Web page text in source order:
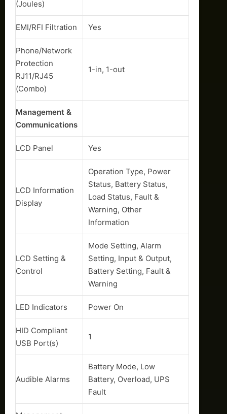
(Joules)
EMI/RFI Filtration Yes
Phone/Network
Protection
RJ11/RJ45
(Combo)
1-in, 1-out
Management &
Communications
LCD Panel Yes
LCD Information
Display
Operation Type, Power
Status, Battery Status,
Load Status, Fault &
Warning, Other
Information
LCD Setting &
Control
Mode Setting, Alarm
Setting, Input & Output,
Battery Setting, Fault &
Warning
LED Indicators Power On
HID Compliant
USB Port(s)
1
Audible Alarms
Battery Mode, Low
Battery, Overload, UPS
Fault